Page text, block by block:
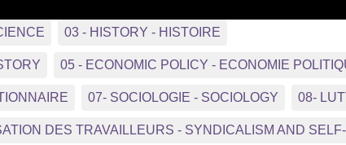
03 - HISTORY - HISTOIRE
05 - ECONOMIC POLICY - ECONOMIE
07- SOCIOLOGIE - SOCIOLOGY 08-
DES TRAVAILLEURS - SYNDICALISM AND